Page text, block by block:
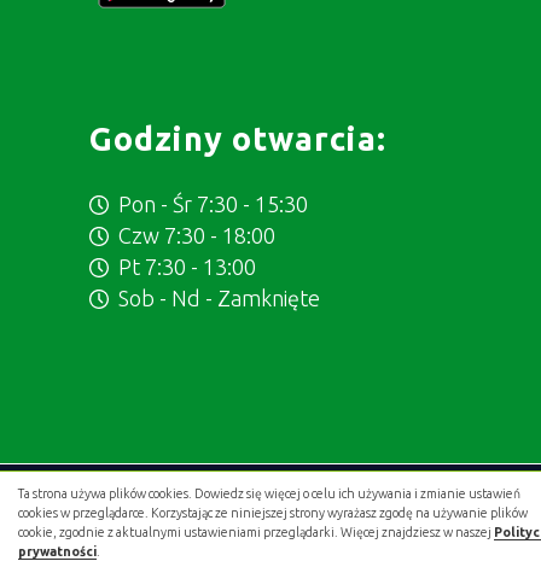
Ta strona używa plików cookies. Dowiedz się więcej o celu ich używania i zmianie ustawień
cookies w przeglądarce. Korzystając ze niniejszej strony wyrażasz zgodę na używanie plików
cookie, zgodnie z aktualnymi ustawieniami przeglądarki. Więcej znajdziesz w naszej
prywatności
Godziny otwarcia:
Pon - Śr 7:30 - 15:30
Czw 7:30 - 18:00
Pt 7:30 - 13:00
Sob - Nd - Zamknięte
Projekt i wykonanie:.gold studio digital